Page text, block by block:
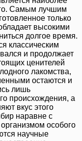
Самым лучшим
только
высокими
долгое время.
классическим
и продолжает
ценителей
лакомства,
остаются и
лишь
происхождения, а
вкус этого
наравне с
особого
научные